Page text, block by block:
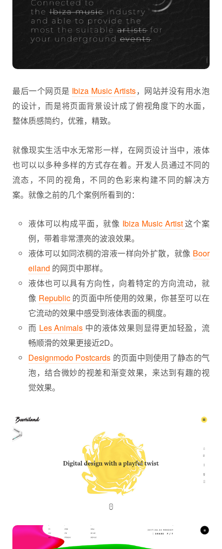
最后一个网页是 Ibiza Music Artists，网站并没有用水泡
的设计，而是将页面背景设计成了俯视角度下的水面，
整体质感简约，优雅，精致。
就像现实生活中水无常形一样，在网页设计当中，液体
也可以以多种多样的方式存在着。开发人员通过不同的
流态，不同的视角，不同的色彩来构建不同的解决方
案。就像之前的几个案例所看到的：
液体可以构成平面，就像 Ibiza Music Artist这个案
例，带着非常漂亮的波浪效果。
液体可以如同浓稠的溶液一样向外扩散，就像 Boor
eiland 的网页中那样。
液体也可以具有方向性，向着特定的方向流动，就
像 Republic 的页面中所使用的效果，你甚至可以在
它流动的效果中感受到液体表面的稠度。
而 Les Animals 中的液体效果则显得更加轻盈，流
畅顺滑的效果更接近2D。
Designmodo Postcards 的页面中则使用了静态的气
泡，结合微妙的视差和渐变效果，来达到有趣的视
觉效果。